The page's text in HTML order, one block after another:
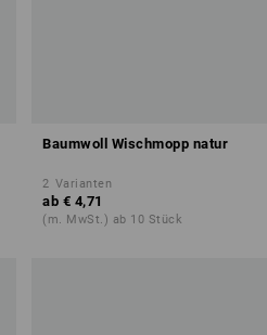
Baumwoll Wischmopp natur
2 Varianten
ab € 4,71
(m. MwSt.) ab 10 Stück